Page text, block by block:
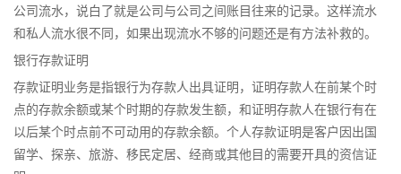
公司流水，说白了就是公司与公司之间账目往来的记录。这样流水
和私人流水很不同，如果出现流水不够的问题还是有方法补救的。
银行存款证明
存款证明业务是指银行为存款人出具证明，证明存款人在前某个时
点的存款余额或某个时期的存款发生额，和证明存款人在银行有在
以后某个时点前不可动用的存款余额。个人存款证明是客户因出国
留学、探亲、旅游、移民定居、经商或其他目的需要开具的资信证